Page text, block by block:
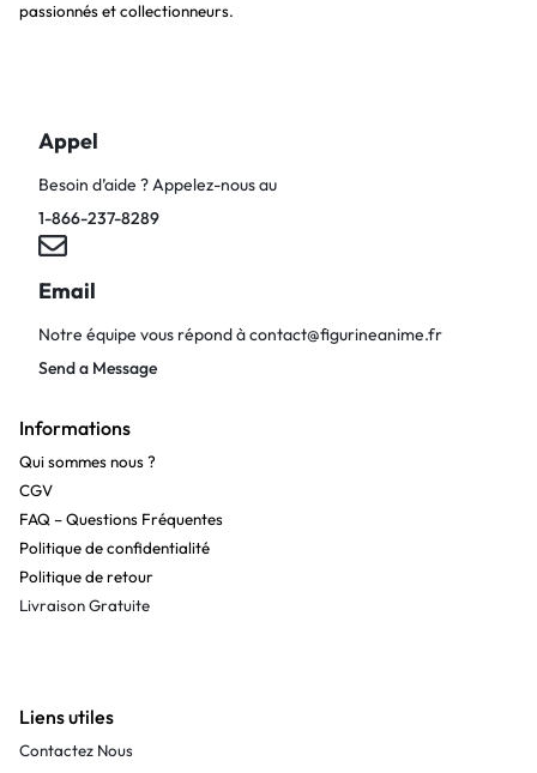
passionnés et collectionneurs.
Appel
Besoin d’aide ? Appelez-nous au
1-866-237-8289
Email
Notre équipe vous répond àcontact@figurineanime.fr
Send a Message
Informations
Qui sommes nous ?
CGV
FAQ – Questions Fréquentes
Politique de confidentialité
Politique de retour
Livraison Gratuite
Liens utiles
Contactez Nous